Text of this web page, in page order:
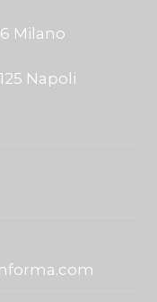
Milano
Napoli